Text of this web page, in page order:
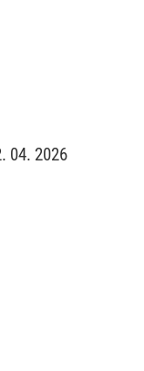
04. 2026